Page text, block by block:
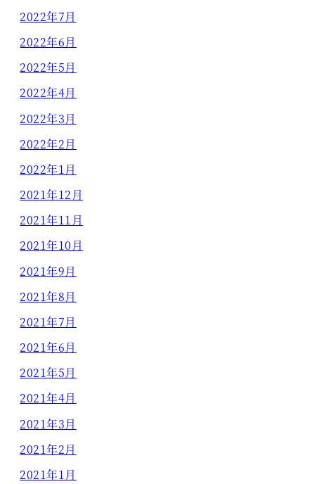
2022年7月
2022年6月
2022年5月
2022年4月
2022年3月
2022年2月
2022年1月
2021年12月
2021年11月
2021年10月
2021年9月
2021年8月
2021年7月
2021年6月
2021年5月
2021年4月
2021年3月
2021年2月
2021年1月